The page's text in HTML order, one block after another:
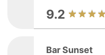
9.2
Bar Sunset